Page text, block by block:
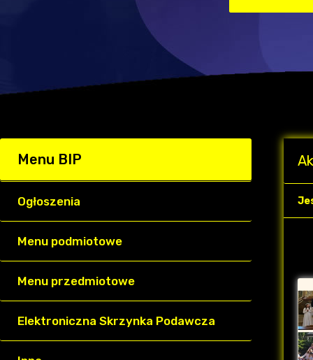
Menu BIP
Ogłoszenia
Menu podmiotowe
Menu przedmiotowe
Elektroniczna Skrzynka Podawcza